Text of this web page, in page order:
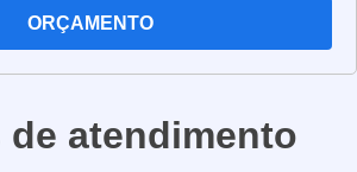
componentes elétricos. Os
são fabricados com materiais
para garantir que eles possam
para que o profissional possa
e segurança. Além disso, os
ORÇAMENTO
de atendimento